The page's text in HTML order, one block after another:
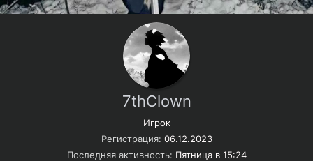
7thClown
Игрок
Регистрация 06.12.2023
Последняя активность Пятница в 15:24